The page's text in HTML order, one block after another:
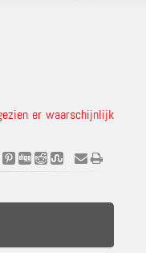
er waarschijnlijk